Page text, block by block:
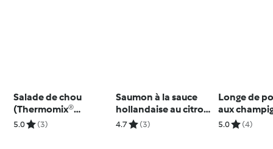
Salade de chou
(Thermomix®
Découpe-Minute +)
5.0 (3)
Saumon à la sauce
hollandaise au citron,
asperges et riz
4.7 (3)
Longe de
aux
riz
5.0 (4)